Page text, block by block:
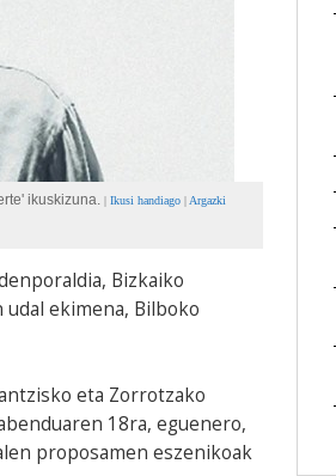
ikuskizuna. | Ikusi handiago | Argazki
Bizkaiko
ekimena, Bilboko
eta Zorrotzako
18ra, eguenero,
proposamen eszenikoak